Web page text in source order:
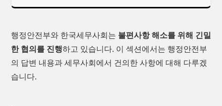
행정안전부와 한국세무사회는 불편사항 해소를 위해 긴밀
한 협의를 진행하고 있습니다. 이 섹션에서는 행정안전부
의 답변 내용과 세무사회에서 건의한 사항에 대해 다루겠
습니다.